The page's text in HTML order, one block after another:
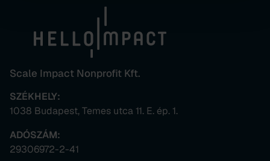
Scale Impact Nonprofit Kft.
SZÉKHELY:
1038 Budapest, Temes utca 11. E. ép. 1.
ADÓSZÁM:
29306972-2-41